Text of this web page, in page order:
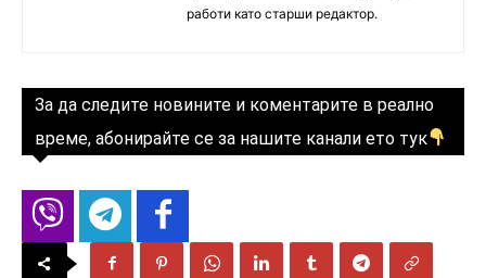
работи като старши редактор.
За да следите новините и коментарите в реално
време, абонирайте се за нашите канали ето тук